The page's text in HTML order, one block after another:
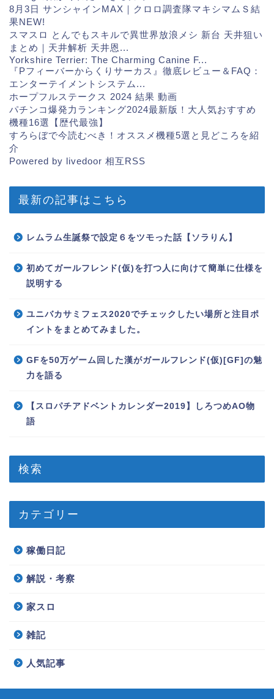
8月3日 サンシャインMAX｜クロロ調査隊マキシマムＳ結
果NEW!
スマスロ とんでもスキルで異世界放浪メシ 新台 天井狙い
まとめ｜天井解析 天井恩...
Yorkshire Terrier: The Charming Canine F...
『Pフィーバーからくりサーカス』徹底レビュー＆FAQ：
エンターテイメントシステム...
ホープフルステークス 2024 結果 動画
パチンコ爆発力ランキング2024最新版！大人気おすすめ
機種16選【歴代最強】
すろらぼで今読むべき！オススメ機種5選と見どころを紹
介
Powered by livedoor 相互RSS
最新の記事はこちら
レムラム生誕祭で設定６をツモった話【ソラりん】
初めてガールフレンド(仮)を打つ人に向けて簡単に仕様を
説明する
ユニバカサミフェス2020でチェックしたい場所と注目ポ
イントをまとめてみました。
GFを50万ゲーム回した漢がガールフレンド(仮)[GF]の魅
力を語る
【スロパチアドベントカレンダー2019】しろつめAO物
語
検索
カテゴリー
稼働日記
解説・考察
家スロ
雑記
人気記事